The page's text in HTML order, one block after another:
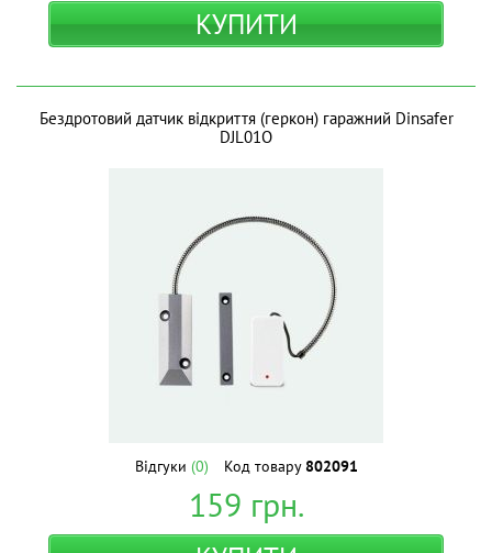
КУПИТИ
Бездротовий датчик відкриття (геркон) гаражний Dinsafer
DJL01O
Відгуки (0) Код товару802091
159 грн.